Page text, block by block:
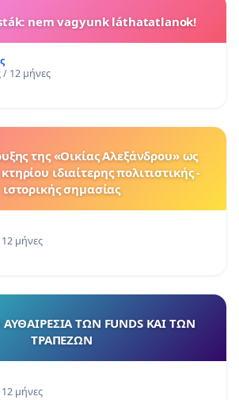
nem vagyunk láthatatlanok!
/ 12 μήνες
της «Οικίας Αλεξάνδρου» ως
ιδιαίτερης πολιτιστικής -
ιστορικής σημασίας
μήνες
ΤΩΝ FUNDS ΚΑΙ ΤΩΝ
ΤΡΑΠΕΖΩΝ
μήνες